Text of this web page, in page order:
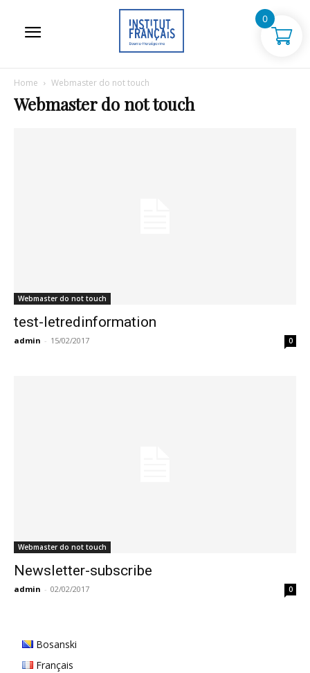
Home Webmaster do not touch
Webmaster do not touch
Webmaster do not touch
test-letredinformation
admin - 15/02/2017 0
Webmaster do not touch
Newsletter-subscribe
admin - 02/02/2017 0
Bosanski
Français
0